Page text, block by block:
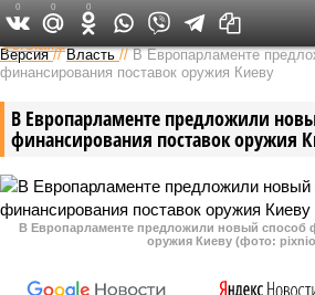
Федеральный выпуск
Версия //Власть //В Европарламенте
финансирования поставок оружия Киеву
В Европарламенте предложили
финансирования поставок оружия
В Европарламенте предложили новый способ
оружия Киеву (фото:
0 0 0